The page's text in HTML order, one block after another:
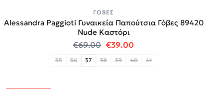
ΓΌΒΕΣ
Alessandra Paggioti Γυναικεία Παπούτσια Γόβες 89420
Νude Καστόρι
€69.00 Original price was: €69.00.
€39.00Η τρέχουσα τιμή
35 36 37 38 39 40 41